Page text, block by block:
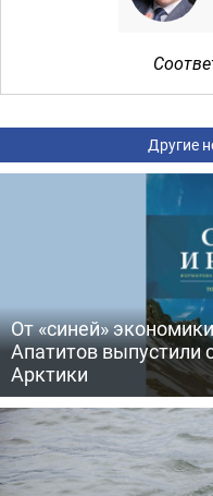
Другие
От «синей»
Апатитов выпустили
Арктики